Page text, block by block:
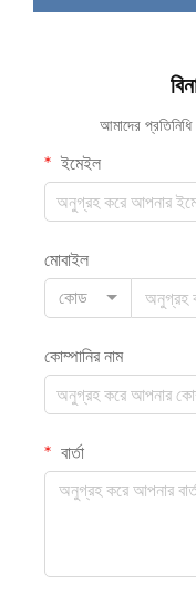
আমাদের
ইমেইল
মোবাইল
কোড
কোম্পানির নাম
বার্তা